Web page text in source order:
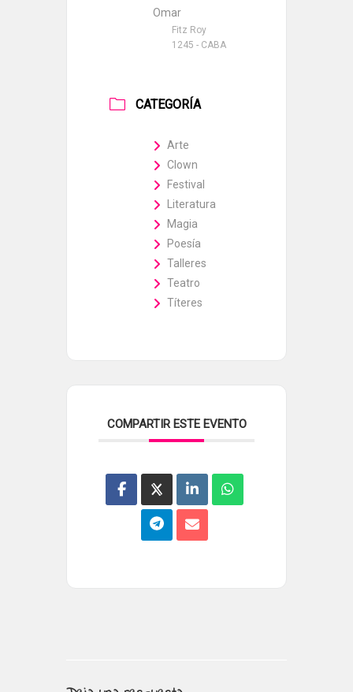
Omar
Fitz Roy
1245 - CABA
CATEGORÍA
Arte
Clown
Festival
Literatura
Magia
Poesía
Talleres
Teatro
Títeres
COMPARTIR ESTE EVENTO